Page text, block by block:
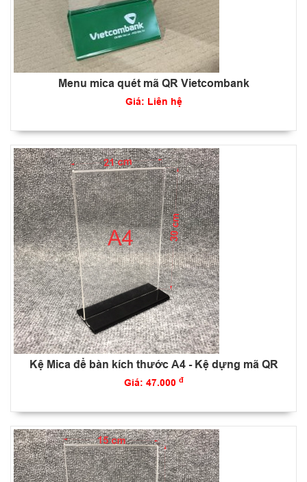
Menu mica quét mã QR Vietcombank
Giá: Liên hệ
Kệ Mica để bàn kích thước A4 - Kệ dựng mã QR
Giá: 47.000 đ